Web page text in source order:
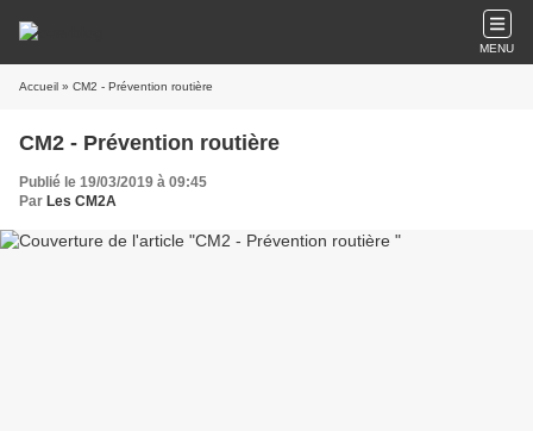
MENU
Accueil » CM2 - Prévention routière
CM2 - Prévention routière
Publié le 19/03/2019 à 09:45
Par Les CM2A